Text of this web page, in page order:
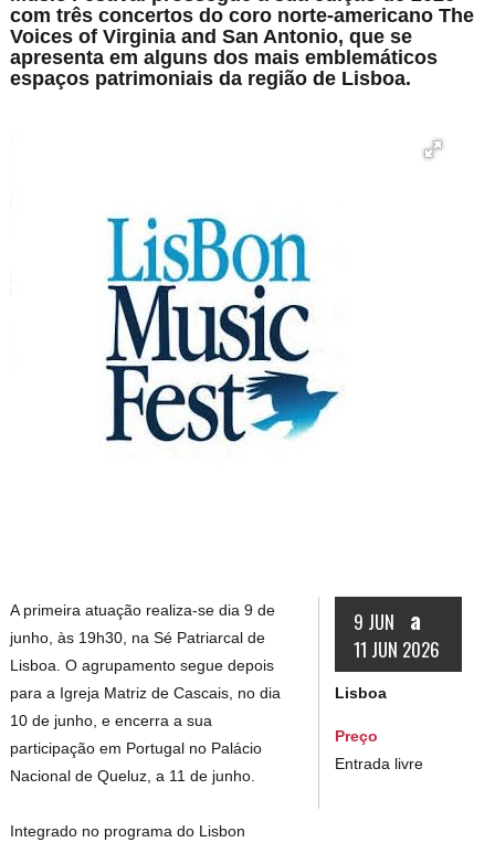
com três concertos do coro norte-americano The
Voices of Virginia and San Antonio, que se
apresenta em alguns dos mais emblemáticos
espaços patrimoniais da região de Lisboa.
9 JUN a
11 JUN 2026
Lisboa
Preço
Entrada livre
A primeira atuação realiza-se dia 9 de
junho, às 19h30, na Sé Patriarcal de
Lisboa. O agrupamento segue depois
para a Igreja Matriz de Cascais, no dia
10 de junho, e encerra a sua
participação em Portugal no Palácio
Nacional de Queluz, a 11 de junho.
Integrado no programa do Lisbon